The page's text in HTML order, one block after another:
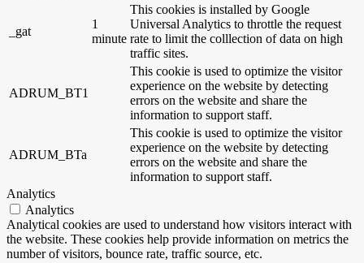
_gat
1
minute
This cookies is installed by Google
Universal Analytics to throttle the request
rate to limit the colllection of data on high
traffic sites.
ADRUM_BT1
This cookie is used to optimize the visitor
experience on the website by detecting
errors on the website and share the
information to support staff.
ADRUM_BTa
This cookie is used to optimize the visitor
experience on the website by detecting
errors on the website and share the
information to support staff.
Analytics
Analytics
Analytical cookies are used to understand how visitors interact with
the website. These cookies help provide information on metrics the
number of visitors, bounce rate, traffic source, etc.